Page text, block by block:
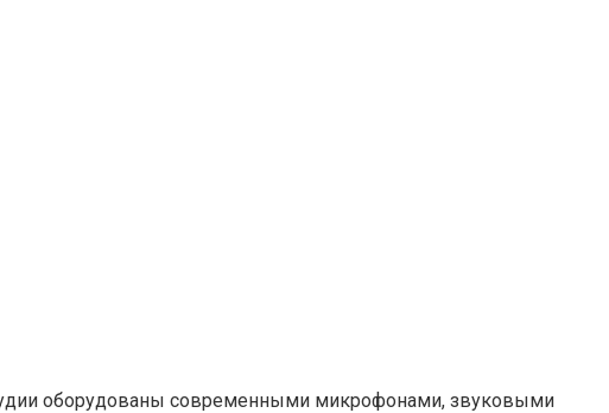
оборудованы современными микрофонами, звуковыми